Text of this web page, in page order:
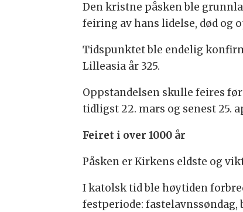
Den kristne påsken ble
feiring av hans lidelse, død og
Tidspunktet ble endelig
Lilleasia år 325.
Oppstandelsen skulle feires
tidligst 22. mars og senest 25.
Feiret i over 1000 år
Påsken er Kirkens eldste og
I katolsk tid ble høytiden
festperiode: fastelavnssøndag,